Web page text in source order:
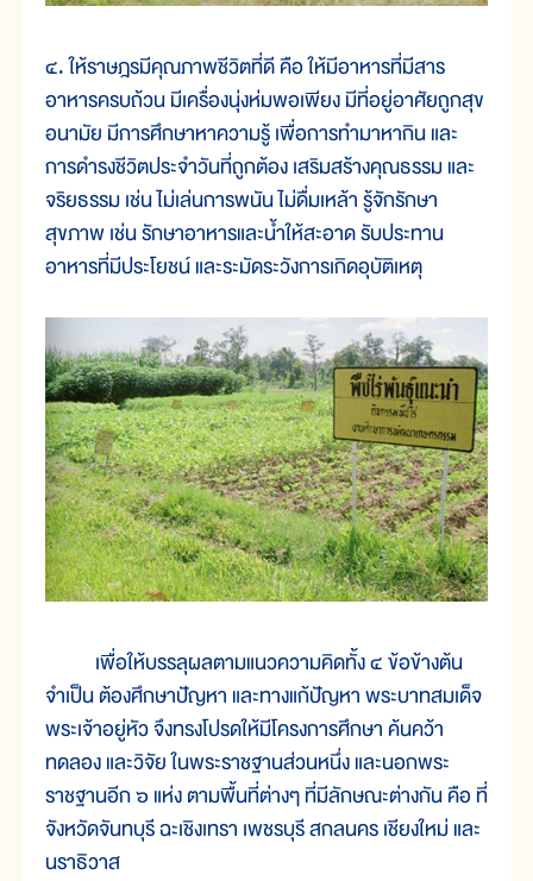
๔. ให้ราษฎรมีคุณภาพชีวิตที่ดี คือ ให้มีอาหารที่มีสาร
อาหารครบถ้วน มีเครื่องนุ่งห่มพอเพียง มีที่อยู่อาศัยถูกสุข
อนามัย มีการศึกษาหาความรู้ เพื่อการทำมาหากิน และ
การดำรงชีวิตประจำวันที่ถูกต้อง เสริมสร้างคุณธรรม และ
จริยธรรม เช่น ไม่เล่นการพนัน ไม่ดื่มเหล้า รู้จักรักษา
สุขภาพ เช่น รักษาอาหารและน้ำให้สะอาด รับประทาน
อาหารที่มีประโยชน์ และระมัดระวังการเกิดอุบัติเหตุ
เพื่อให้บรรลุผลตามแนวความคิดทั้ง ๔ ข้อข้างต้น
จำเป็น ต้องศึกษาปัญหา และทางแก้ปัญหา พระบาทสมเด็จ
พระเจ้าอยู่หัว จึงทรงโปรดให้มีโครงการศึกษา ค้นคว้า
ทดลอง และวิจัย ในพระราชฐานส่วนหนึ่ง และนอกพระ
ราชฐานอีก ๖ แห่ง ตามพื้นที่ต่างๆ ที่มีลักษณะต่างกัน คือ ที่
จังหวัดจันทบุรี ฉะเชิงเทรา เพชรบุรี สกลนคร เชียงใหม่ และ
นราธิวาส